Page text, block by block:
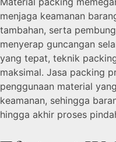
menjaga keamanan
tambahan, serta
menyerap guncangan
yang tepat, teknik
maksimal. Jasa packing
penggunaan material
keamanan, sehingga
hingga akhir proses